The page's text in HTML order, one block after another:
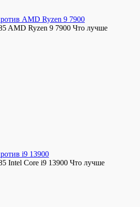
AMD Ryzen 9 7900
AMD Ryzen 9 7900 Что лучше
i9 13900
Intel Core i9 13900 Что лучше